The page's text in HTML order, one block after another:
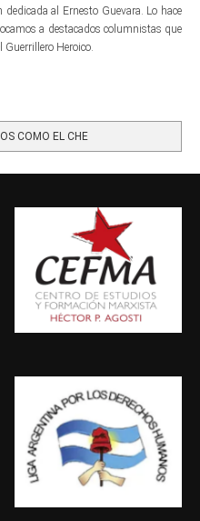
al Ernesto Guevara. Lo hace
a destacados columnistas que
Heroico.
COMO EL CHE